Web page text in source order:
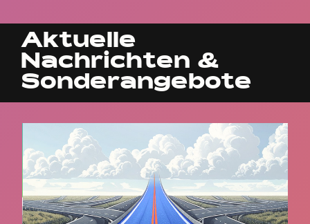
Aktuelle
Nachrichten &
Sonderangebote